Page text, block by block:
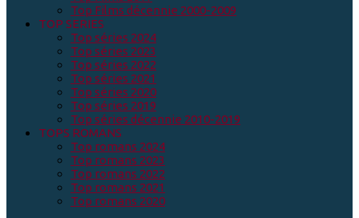
Top Films décennie 2000-2009
TOP SERIES
Top séries 2024
Top séries 2023
Top séries 2022
Top séries 2021
Top séries 2020
Top séries 2019
Top séries décennie 2010-2019
TOPS ROMANS
Top romans 2024
Top romans 2023
Top romans 2022
Top romans 2021
Top romans 2020